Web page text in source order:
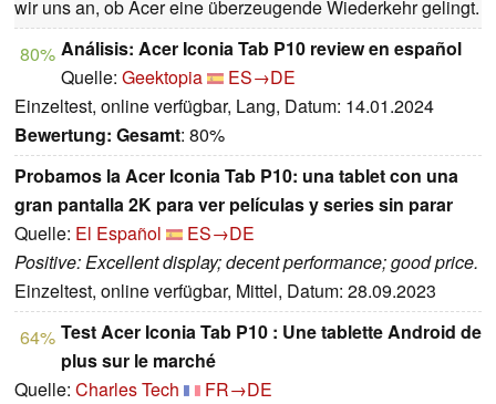
wir uns an, ob Acer eine überzeugende Wiederkehr gelingt.
80% Análisis: Acer Iconia Tab P10 review en español
Quelle: Geektopia
ES→DE
Einzeltest, online verfügbar, Lang, Datum: 14.01.2024
Bewertung: Gesamt: 80%
Probamos la Acer Iconia Tab P10: una tablet con una
gran pantalla 2K para ver películas y series sin parar
Quelle: El Español
ES→DE
Positive: Excellent display; decent performance; good price.
Einzeltest, online verfügbar, Mittel, Datum: 28.09.2023
64% Test Acer Iconia Tab P10 : Une tablette Android de
plus sur le marché
Quelle: Charles Tech
FR→DE